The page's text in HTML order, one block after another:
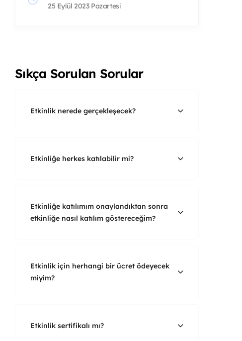
25 Eylül 2023 Pazartesi
Sıkça Sorulan Sorular
Etkinlik nerede gerçekleşecek?
Etkinliğe herkes katılabilir mi?
Etkinliğe katılımım onaylandıktan sonra
etkinliğe nasıl katılım göstereceğim?
Etkinlik için herhangi bir ücret ödeyecek
miyim?
Etkinlik sertifikalı mı?